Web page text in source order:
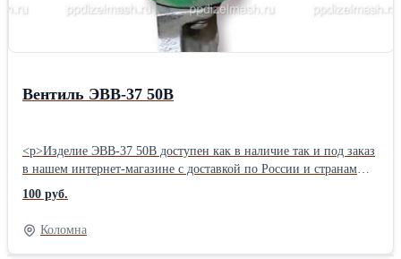
Вентиль ЭВВ-37 50В
<p>Изделие ЭВВ-37 50В доступен как в наличие так и под заказ
в нашем интернет-магазине с доставкой по России и странам
СНГ.</p>,<p>Наша компания, помимо реализации запчастей и
инструментов, готова предложить сервисные услуги по
установке приобретенного продукта под ключ. Установка
возможна, как на территории заказчика, так и в нашем
100 руб.
Коломна